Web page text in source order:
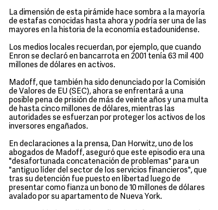
La dimensión de esta pirámide hace sombra a la mayoría
de estafas conocidas hasta ahora y podría ser una de las
mayores en la historia de la economía estadounidense.
Los medios locales recuerdan, por ejemplo, que cuando
Enron se declaró en bancarrota en 2001 tenía 63 mil 400
millones de dólares en activos.
Madoff, que también ha sido denunciado por la Comisión
de Valores de EU (SEC), ahora se enfrentará a una
posible pena de prisión de más de veinte años y una multa
de hasta cinco millones de dólares, mientras las
autoridades se esfuerzan por proteger los activos de los
inversores engañados.
En declaraciones a la prensa, Dan Horwitz, uno de los
abogados de Madoff, aseguró que este episodio era una
"desafortunada concatenación de problemas" para un
"antiguo líder del sector de los servicios financieros", que
tras su detención fue puesto en libertad luego de
presentar como fianza un bono de 10 millones de dólares
avalado por su apartamento de Nueva York.